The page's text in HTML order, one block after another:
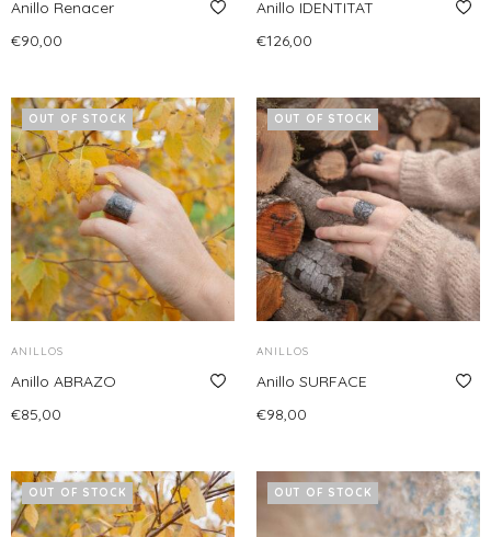
la
página
página
de
Anillo Renacer
€90,00
Anillo IDENTITAT
€126,00
OUT OF STOCK
ANILLOS
Anillo ABRAZO
€85,00
OUT OF STOCK
ANILLOS
Anillo SURFACE
€98,00
OUT OF STOCK OUT OF STOCK